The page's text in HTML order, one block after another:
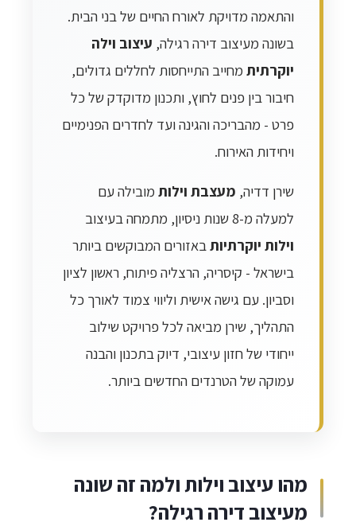
והתאמה מדויקת לאורח החיים של בני הבית.
בשונה מעיצוב דירה רגילה, עיצוב וילה
יוקרתית מחייב התייחסות לחללים גדולים,
חיבור בין פנים לחוץ, ותכנון מדוקדק של כל
פרט - מהבריכה והגינה ועד לחדרים הפנימיים
ויחידות האירוח.
שירן דדיה, מעצבת וילות מובילה עם
למעלה מ-8 שנות ניסיון, מתמחה בעיצוב
וילות יוקרתיות באזורים המבוקשים ביותר
בישראל - קיסריה, הרצליה פיתוח, ראשון לציון
וסביון. עם גישה אישית וליווי צמוד לאורך כל
התהליך, שירן מביאה לכל פרויקט שילוב
ייחודי של חזון עיצובי, דיוק בתכנון והבנה
עמוקה של הטרנדים החדשים ביותר.
מהו עיצוב וילות ולמה זה שונה
מעיצוב דירה רגילה?